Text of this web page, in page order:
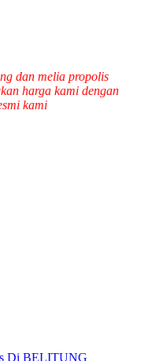
dan melia propolis
harga kami dengan
kami